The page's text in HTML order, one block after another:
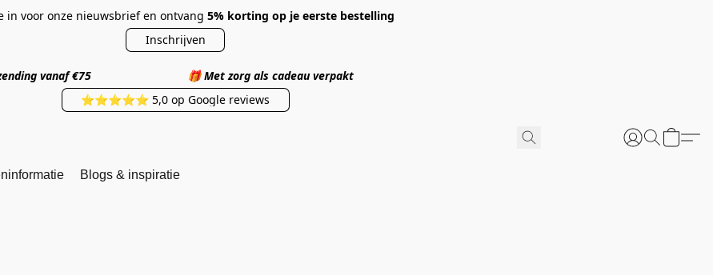
in voor onze nieuwsbrief en ontvang 5% korting op je eerste bestelling
Inschrijven
vanaf €75 🎁Met zorg als cadeau verpakt
⭐⭐⭐⭐⭐ 5,0 op Google reviews
Blogs & inspiratie